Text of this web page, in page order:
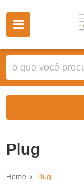
Plug
Home Plug